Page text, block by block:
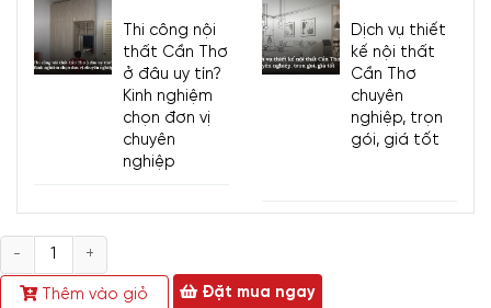
Thi công nội
thất Cần Thơ
ở đâu uy tín?
Kinh nghiệm
chọn đơn vị
chuyên
nghiệp
Dịch vụ thiết
kế nội thất
Cần Thơ
chuyên
nghiệp, trọn
gói, giá tốt
Số
lượng
Thêm vào giỏ
Đặt mua ngay